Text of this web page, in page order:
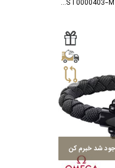
زیور آلات و جواهر اُمگا مدل BA05ST0000403-M
شد خبرم کن